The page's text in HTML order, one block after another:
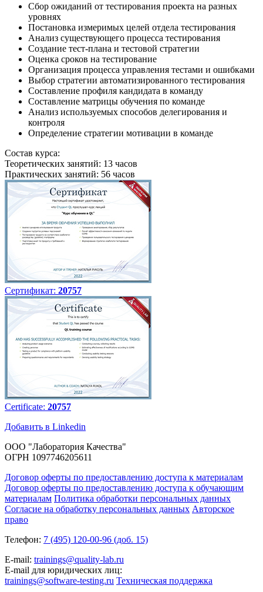
Сбор ожиданий от тестирования проекта на разных
уровнях
Постановка измеримых целей отдела тестирования
Анализ существующего процесса тестирования
Создание тест-плана и тестовой стратегии
Оценка сроков на тестирование
Организация процесса управления тестами и ошибками
Выбор стратегии автоматизированного тестирования
Составление профиля кандидата в команду
Составление матрицы обучения по команде
Анализ используемых способов делегирования и
контроля
Определение стратегии мотивации в команде
Состав курса:
Теоретических занятий: 13 часов
Практических занятий: 56 часов
Сертификат: 20757
Certificate: 20757
Добавить в Linkedin
ООО "Лаборатория Качества"
ОГРН 1097746205611
Договор оферты по предоставлению доступа к материалам
Договор оферты по предоставлению доступа к обучающим
материалам Политика обработки персональных данных
Согласие на обработку персональных данных Авторское
право
Телефон: 7 (495) 120-00-96 (доб. 15)
E-mail: trainings@quality-lab.ru
E-mail для юридических лиц:
trainings@software-testing.ru Техническая поддержка